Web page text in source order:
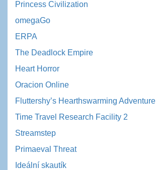
Princess Civilization
omegaGo
ERPA
The Deadlock Empire
Heart Horror
Oracion Online
Fluttershy’s Hearthswarming Adventure
Time Travel Research Facility 2
Streamstep
Primaeval Threat
Ideální skautík